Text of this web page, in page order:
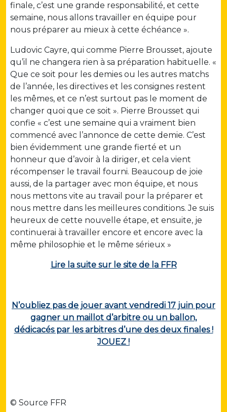
finale, c’est une grande responsabilité, et cette
semaine, nous allons travailler en équipe pour
nous préparer au mieux à cette échéance ».
Ludovic Cayre, qui comme Pierre Brousset, ajoute
qu’il ne changera rien à sa préparation habituelle. «
Que ce soit pour les demies ou les autres matchs
de l’année, les directives et les consignes restent
les mêmes, et ce n’est surtout pas le moment de
changer quoi que ce soit ». Pierre Brousset qui
confie « c’est une semaine qui a vraiment bien
commencé avec l’annonce de cette demie. C’est
bien évidemment une grande fierté et un
honneur que d’avoir à la diriger, et cela vient
récompenser le travail fourni. Beaucoup de joie
aussi, de la partager avec mon équipe, et nous
nous mettons vite au travail pour la préparer et
nous mettre dans les meilleures conditions. Je suis
heureux de cette nouvelle étape, et ensuite, je
continuerai à travailler encore et encore avec la
même philosophie et le même sérieux »
Lire la suite sur le site de la FFR
N’oubliez pas de jouer avant vendredi 17 juin pour
gagner un maillot d’arbitre ou un ballon,
dédicacés par les arbitres d’une des deux finales !
JOUEZ !
© Source FFR